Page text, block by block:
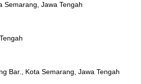
Semarang, Jawa Tengah
Bar., Kota Semarang, Jawa Tengah